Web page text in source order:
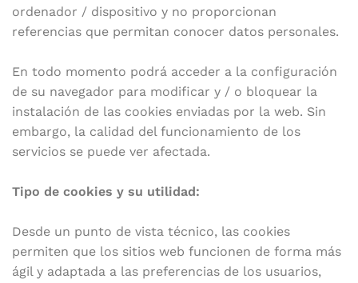
ordenador / dispositivo y no proporcionan
referencias que permitan conocer datos personales.
En todo momento podrá acceder a la configuración
de su navegador para modificar y / o bloquear la
instalación de las cookies enviadas por la web. Sin
embargo, la calidad del funcionamiento de los
servicios se puede ver afectada.
Tipo de cookies y su utilidad:
Desde un punto de vista técnico, las cookies
permiten que los sitios web funcionen de forma más
ágil y adaptada a las preferencias de los usuarios,